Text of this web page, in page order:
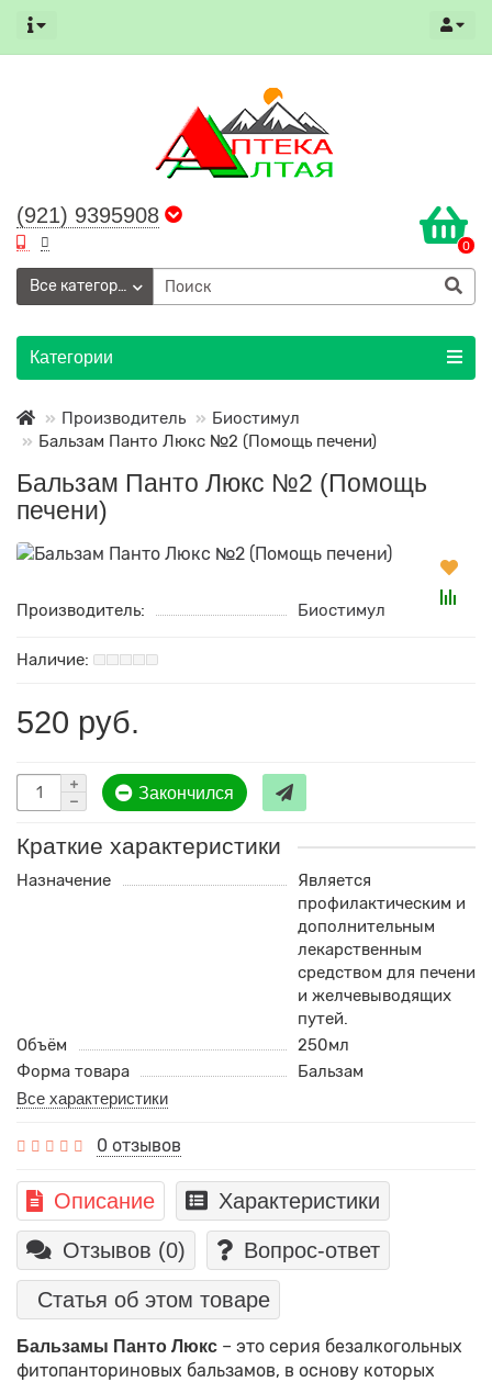
(921) 9395908
0
Все категории
Категории
Производитель
Биостимул
Бальзам Панто Люкс №2 (Помощь печени)
Бальзам Панто Люкс №2 (Помощь
печени)
Производитель: Биостимул
520 руб.
Закончился
Краткие характеристики
Назначение
Является
профилактическим и
дополнительным
лекарственным
средством для печени
и желчевыводящих
путей.
Объём
250мл
Форма товара
Бальзам
Все характеристики
0 отзывов
Описание Характеристики
Отзывов (0) Вопрос-ответ
Статья об этом товаре
Бальзамы Панто Люкс – это серия безалкогольных
фитопанториновых бальзамов, в основу которых